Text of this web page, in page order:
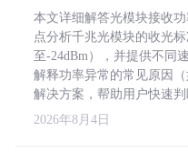
本文详细解答光模块接收
点分析千兆光模块的收光
至-24dBm），并提供不同
解释功率异常的常见原因
解决方案，帮助用户快速判
2026年8月4日